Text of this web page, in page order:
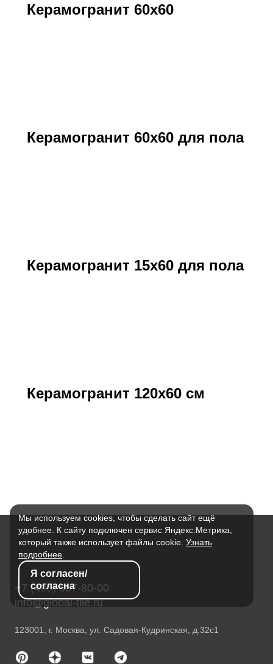
Керамогранит 60х60
Керамогранит 60х60 для пола
Керамогранит 15х60 для пола
Керамогранит 120х60 см
+7 (495) 587-80-00
info@global-tile.ru
123001, г. Москва, ул. Садовая-Кудринская, д.32с1
Мы используем cookies, чтобы сделать сайт ещё
удобнее. К сайту подключен сервис Яндекс.Метрика,
который также использует файлы cookie. Узнать
подробнее
Я согласен/
согласна